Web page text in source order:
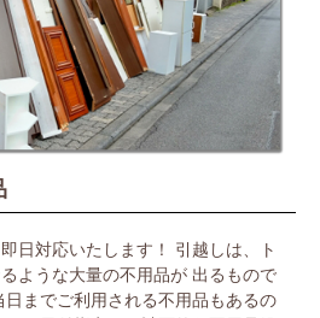
日対応いたします！
引越しは、ト
ような大量の不用品が 出るもので
までご利用される不用品もあるの